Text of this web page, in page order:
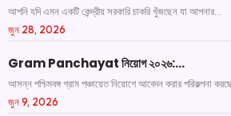
আপনি যদি এমন একটি কেন্দ্রীয় সরকারি চাকরি খুঁজছেন যা আপনার...
জুন 28, 2026
Gram Panchayat নিয়োগ ২০২৬:…
আসন্ন পশ্চিমবঙ্গ গ্রাম পঞ্চায়েত নিয়োগে আবেদন করার পরিকল্পনা
জুন 9, 2026